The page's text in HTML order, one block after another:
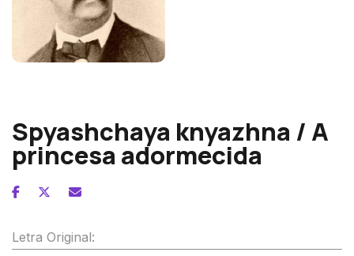
Spyashchaya knyazhna / A
princesa adormecida
Letra Original: